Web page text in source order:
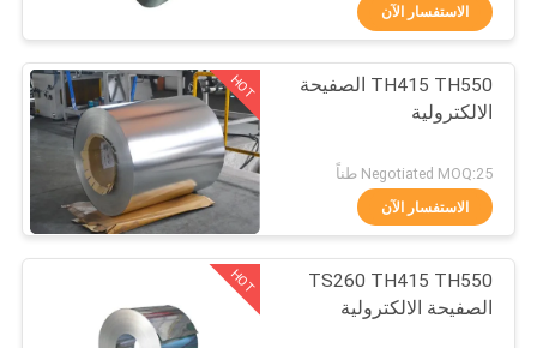
في
المعمل
جودة
اتصل
غطاء صفيح
94
الاستفسار الآن
HOT
TH415 TH550 الصفيحة
الالكترولية
Negotiated MOQ:25 طناً
الاستفسار الآن
HOT
TS260 TH415 TH550
الصفيحة الالكترولية